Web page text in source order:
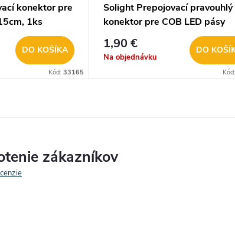
konektor pre
1ks
DO KOŠÍKA
Kód:33165
Solight Prepojovací pravouhlý
konektor pre COB LED pásy
WM93 1ks
1,90 €
Na objednávku
DO
Kód:
zákazníkov